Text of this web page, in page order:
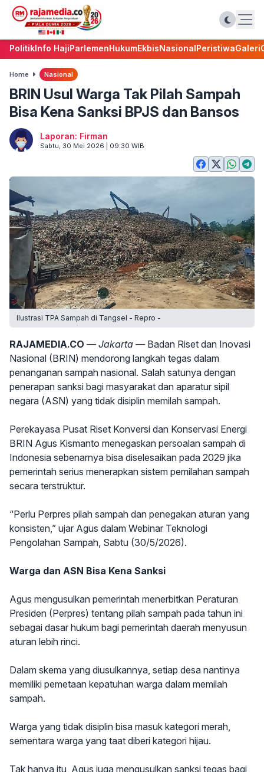
PolitikInfo HajiParlemenHukumEkbisNasionalPeristiwaGaleri
Home Nasional
BRIN Usul Warga Tak Pilah Sampah
Bisa Kena Sanksi BPJS dan Bansos
Laporan: Firman
Sabtu, 30 Mei 2026 | 09:30 WIB
Ilustrasi TPA Sampah di Tangsel - Repro -
RAJAMEDIA.CO — Jakarta —Badan Riset dan Inovasi
Nasional (BRIN) mendorong langkah tegas dalam
penanganan sampah nasional. Salah satunya dengan
penerapan sanksi bagi masyarakat dan aparatur sipil
negara (ASN) yang tidak disiplin memilah sampah.
Perekayasa Pusat Riset Konversi dan Konservasi Energi
BRIN Agus Kismanto menegaskan persoalan sampah di
Indonesia sebenarnya bisa diselesaikan pada 2029 jika
pemerintah serius menerapkan sistem pemilahan sampah
secara terstruktur.
“Perlu Perpres pilah sampah dan penegakan aturan yang
konsisten,” ujar Agus dalam Webinar Teknologi
Pengolahan Sampah, Sabtu (30/5/2026).
Warga dan ASN Bisa Kena Sanksi
Agus mengusulkan pemerintah menerbitkan Peraturan
Presiden (Perpres) tentang pilah sampah pada tahun ini
sebagai dasar hukum bagi pemerintah daerah menyusun
aturan lebih rinci.
Dalam skema yang diusulkannya, setiap desa nantinya
memiliki pemetaan kepatuhan warga dalam memilah
sampah.
Warga yang tidak disiplin bisa masuk kategori merah,
sementara warga yang taat diberi kategori hijau.
Tak hanya itu, Agus juga mengusulkan sanksi tegas bagi